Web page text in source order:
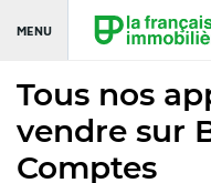
MENU
Tous nos
vendre sur
Comptes